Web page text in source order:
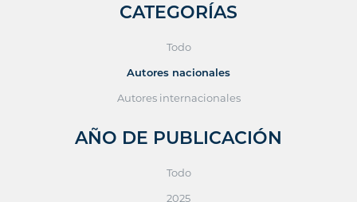
CATEGORÍAS
Todo
Autores nacionales
Autores internacionales
AÑO DE PUBLICACIÓN
Todo
2025